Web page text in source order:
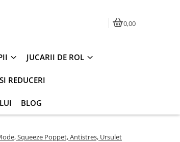
0,00
JUCARII DE ROL
REDUCERI
BLOG
Squeeze Poppet, Antistres, Ursulet